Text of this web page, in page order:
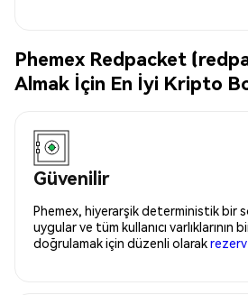
Phemex Redpacket
Almak İçin En İyi Kripto
Güvenilir
Phemex, hiyerarşik deterministik bir
uygular ve tüm kullanıcı varlıklarının
doğrulamak için düzenli olarakrezerv